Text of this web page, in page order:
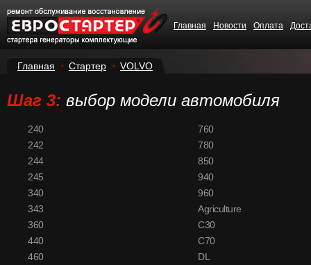
Главная Новости Оплата
Главная Стартер VOLVO
Шаг 3: выбор модели автомобиля
240
242
244
245
340
343
360
440
460
760
780
850
940
960
Agriculture
C30
C70
DL